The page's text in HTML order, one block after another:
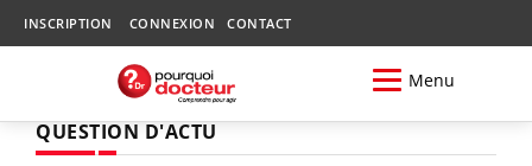
INSCRIPTION CONNEXION CONTACT
Menu
QUESTION D'ACTU